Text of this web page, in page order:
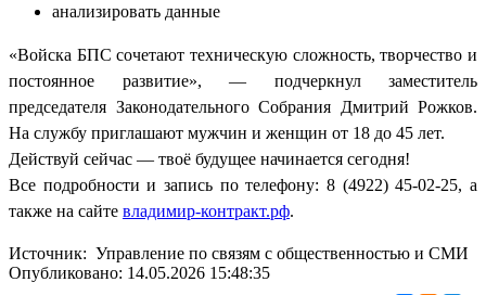
анализировать данные
«Войска БПС сочетают техническую сложность, творчество и
постоянное развитие», — подчеркнул заместитель
председателя Законодательного Собрания Дмитрий Рожков.
На службу приглашают мужчин и женщин от 18 до 45 лет.
Действуй сейчас — твоё будущее начинается сегодня!
Все подробности и запись по телефону: 8 (4922) 45-02-25, а
также на сайте владимир-контракт.рф.
Источник: Управление по связям с общественностью и СМИ
Опубликовано: 14.05.2026 15:48:35